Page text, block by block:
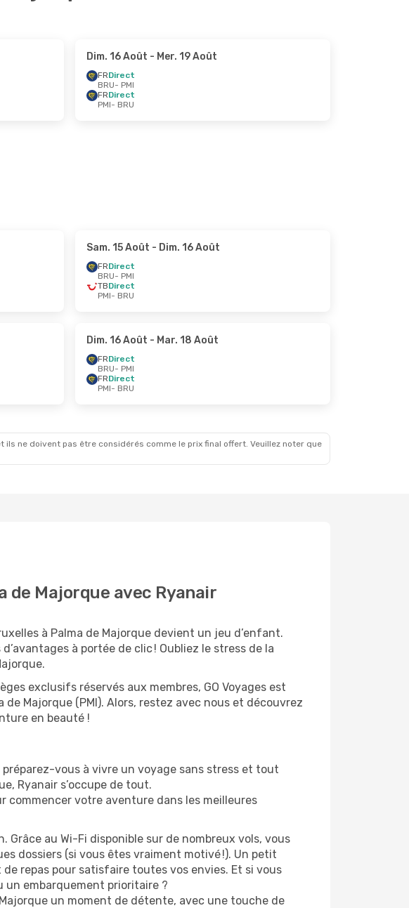
Dim. 16 Août - Mer. 19 Août
FRDirect
BRU- PMI
FRDirect
PMI- BRU
Sam. 15 Août - Dim. 16 Août
FRDirect
BRU- PMI
TBDirect
PMI- BRU
Dim. 16 Août - Mar. 18 Août
FRDirect
BRU- PMI
FRDirect
PMI- BRU
ne doivent pas être considérés comme le prix final offert. Veuillez noter que
Majorque avec Ryanair
à Palma de Majorque devient un jeu d’enfant.
à portée de clic ! Oubliez le stress de la
exclusifs réservés aux membres, GO Voyages est
Majorque (PMI). Alors, restez avec nous et découvrez
en beauté !
préparez-vous à vivre un voyage sans stress et tout
Ryanair s’occupe de tout.
votre aventure dans les meilleures
Grâce au Wi-Fi disponible sur de nombreux vols, vous
dossiers (si vous êtes vraiment motivé !). Un petit
repas pour satisfaire toutes vos envies. Et si vous
un embarquement prioritaire ?
un moment de détente, avec une touche de